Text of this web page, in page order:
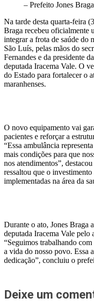
– Prefeito Jones
Na tarde desta quarta-feira
Braga recebeu oficialmente
integrar a frota de saúde do
São Luís, pelas mãos do
Fernandes e da presidente
deputada Iracema Vale. O
do Estado para fortalecer o
maranhenses.
O novo equipamento vai
pacientes e reforçar a
“Essa ambulância
mais condições para que
nos atendimentos”,
ressaltou que o
implementadas na área da
Durante o ato, Jones Braga
deputada Iracema Vale
“Seguimos trabalhando
a vida do nosso povo. Essa
dedicação”, concluiu o
Deixe um